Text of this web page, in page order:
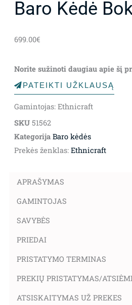
Baro Kėdė
699.00€
Norite sužinoti daugiau apie šį
PATEIKTI UŽKLAUSĄ
Gamintojas: Ethnicraft
SKU 51562
Kategorija Baro kėdės
Prekės ženklas: Ethnicraft
APRAŠYMAS
GAMINTOJAS
SAVYBĖS
PRIEDAI
PRISTATYMO TERMINAS
PREKIŲ PRISTATYMAS/
ATSISKAITYMAS UŽ PREKES